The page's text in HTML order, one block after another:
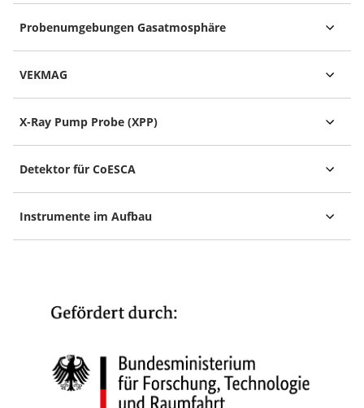
Probenumgebungen Gasatmosphäre
VEKMAG
X-Ray Pump Probe (XPP)
Detektor für CoESCA
Instrumente im Aufbau